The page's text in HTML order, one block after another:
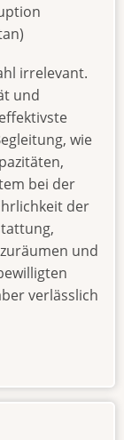
irrelevant.
und
wie
bei der
der
und
verlässlich